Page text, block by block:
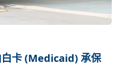
卡 (Medicaid) 承保